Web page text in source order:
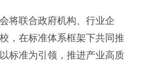
将联合政府机构、行业企
，在标准体系框架下共同推
标准为引领，推进产业高质